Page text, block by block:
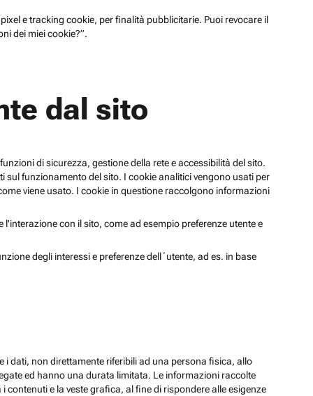
e tracking cookie, per finalità pubblicitarie. Puoi revocare il
dei miei cookie?”.
dal sito
di sicurezza, gestione della rete e accessibilità del sito.
funzionamento del sito. I cookie analitici vengono usati per
viene usato. I cookie in questione raccolgono informazioni
con il sito, come ad esempio preferenze utente e
degli interessi e preferenze dell´utente, ad es. in base
i dati, non direttamente riferibili ad una persona fisica, allo
ed hanno una durata limitata. Le informazioni raccolte
e la veste grafica, al fine di rispondere alle esigenze